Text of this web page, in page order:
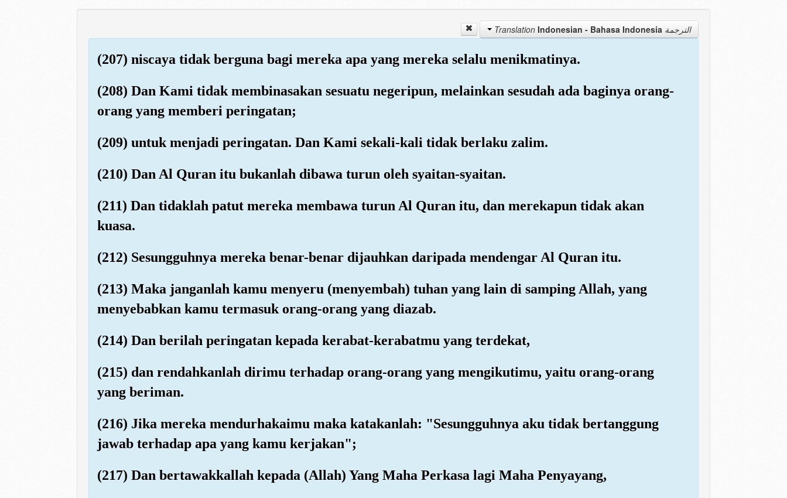
الترجمة Translation Indonesian - Bahasa Indonesia
(207) niscaya tidak berguna bagi mereka apa yang mereka selalu menikmatinya.
(208) Dan Kami tidak membinasakan sesuatu negeripun, melainkan sesudah ada baginya orang-
orang yang memberi peringatan;
(209) untuk menjadi peringatan. Dan Kami sekali-kali tidak berlaku zalim.
(210) Dan Al Quran itu bukanlah dibawa turun oleh syaitan-syaitan.
(211) Dan tidaklah patut mereka membawa turun Al Quran itu, dan merekapun tidak akan
kuasa.
(212) Sesungguhnya mereka benar-benar dijauhkan daripada mendengar Al Quran itu.
(213) Maka janganlah kamu menyeru (menyembah) tuhan yang lain di samping Allah, yang
menyebabkan kamu termasuk orang-orang yang diazab.
(214) Dan berilah peringatan kepada kerabat-kerabatmu yang terdekat,
(215) dan rendahkanlah dirimu terhadap orang-orang yang mengikutimu, yaitu orang-orang
yang beriman.
(216) Jika mereka mendurhakaimu maka katakanlah: "Sesungguhnya aku tidak bertanggung
jawab terhadap apa yang kamu kerjakan";
(217) Dan bertawakkallah kepada (Allah) Yang Maha Perkasa lagi Maha Penyayang,